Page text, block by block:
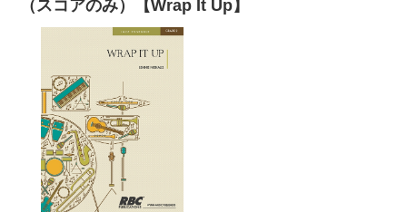
（スコアのみ）【Wrap It Up】